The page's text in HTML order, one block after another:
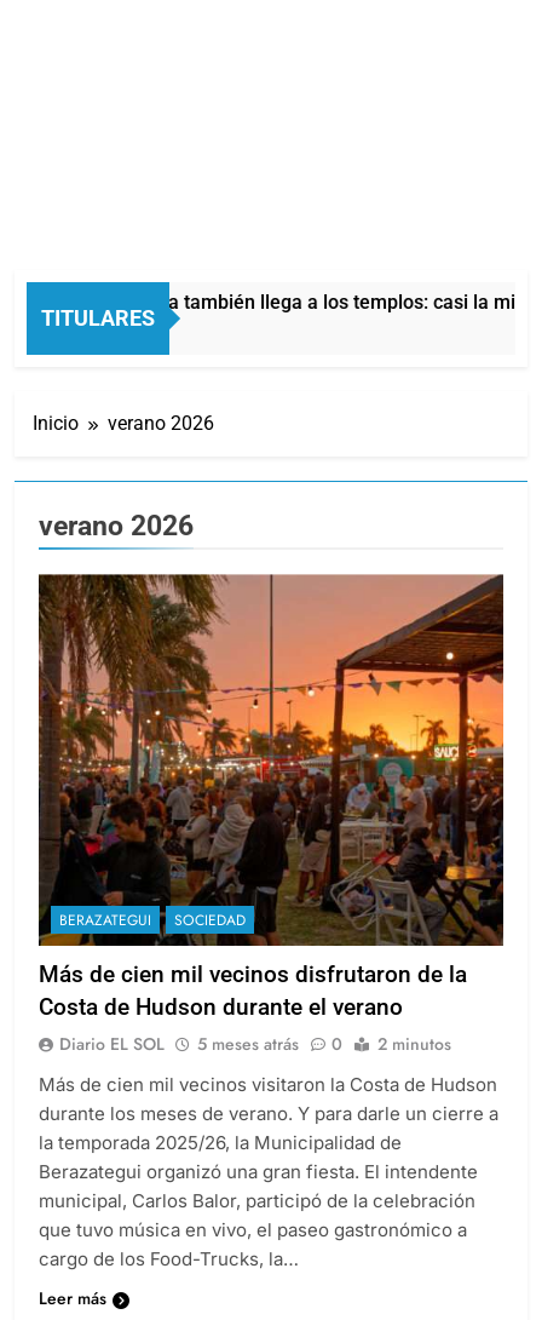
TITULARES
económica también llega a los templos: casi la mitad de
Atrás
Inicio verano 2026
verano 2026
BERAZATEGUI SOCIEDAD
Más de cien mil vecinos disfrutaron de la
Costa de Hudson durante el verano
Diario EL SOL 5 meses atrás 0 2 minutos
Más de cien mil vecinos visitaron la Costa de Hudson
durante los meses de verano. Y para darle un cierre a
la temporada 2025/26, la Municipalidad de
Berazategui organizó una gran fiesta. El intendente
municipal, Carlos Balor, participó de la celebración
que tuvo música en vivo, el paseo gastronómico a
cargo de los Food-Trucks, la…
Leer más